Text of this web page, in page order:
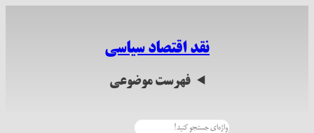
نقد اقتصاد سیاسی
فهرست موضوعی